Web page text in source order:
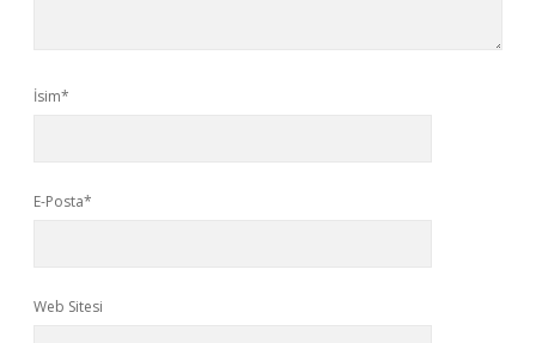
İsim*
E-Posta*
Web Sitesi